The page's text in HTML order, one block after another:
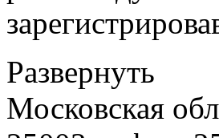
Развернуть
Московская